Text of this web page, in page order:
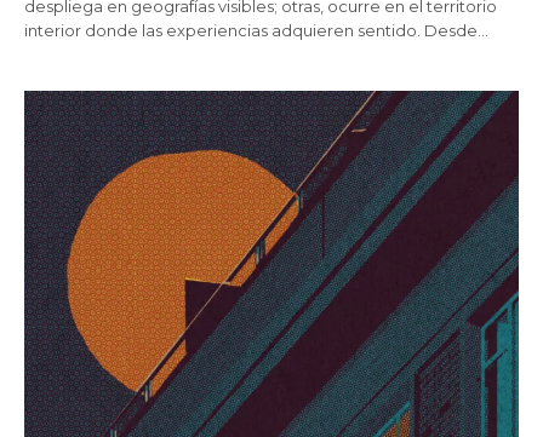
despliega en geografías visibles; otras, ocurre en el territorio
interior donde las experiencias adquieren sentido. Desde…